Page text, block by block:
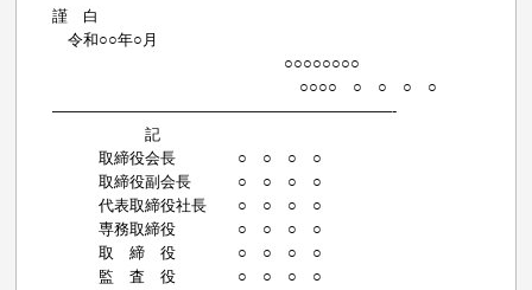
謹 白
令和○○年○月
○○○○○○○○
○○○○ ○ ○ ○ ○
——————————————————————-
記
取締役会長 ○ ○ ○ ○
取締役副会長 ○ ○ ○ ○
代表取締役社長 ○ ○ ○ ○
専務取締役 ○ ○ ○ ○
取 締 役 ○ ○ ○ ○
監 査 役 ○ ○ ○ ○